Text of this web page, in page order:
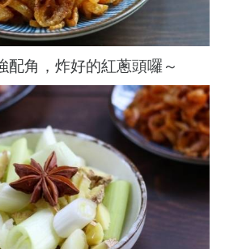
配角，炸好的紅蔥頭囉～